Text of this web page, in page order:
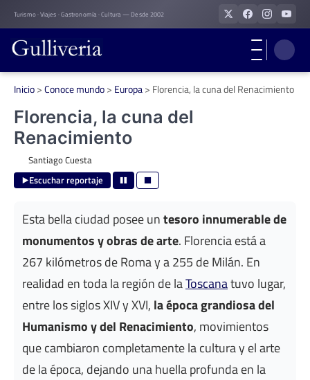
Skip
to
content
Turismo · Viajes · Gastronomía · Cultura — Desde 2002
Inicio>Conoce mundo> Europa> Florencia, la cuna del Renacimiento
Florencia, la cuna del
Renacimiento
Santiago Cuesta
Escuchar reportaje
Esta bella ciudad posee untesoro innumerable de
monumentos y obras de arte. Florencia está a
267 kilómetros de Roma y a 255 de Milán. En
realidad en toda la región de laToscanatuvo lugar,
entre los siglos XIV y XVI, la época grandiosa del
Humanismo y del Renacimiento, movimientos
que cambiaron completamente la cultura y el arte
de la época, dejando una huella profunda en la